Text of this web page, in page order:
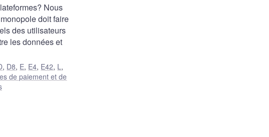
Nous
doit faire
des utilisateurs
les données et
, D8, E, E4, E42, L,
de paiement et de